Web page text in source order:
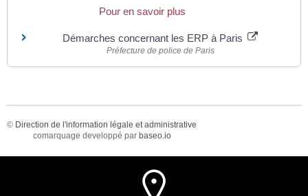
Pour en savoir plus
Démarches concernant les ERP à Paris
Préfecture de police de Paris
© Direction de l'information légale et administrative
comarquage developpé par baseo.io